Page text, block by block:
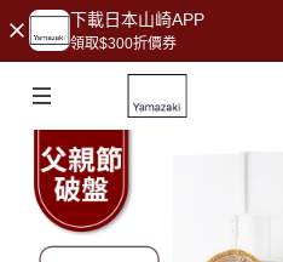
下載日本山崎APP
領取$300折價券